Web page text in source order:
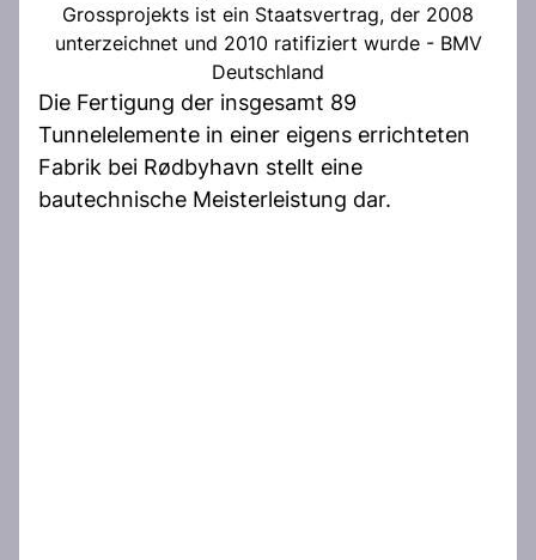
Grossprojekts ist ein Staatsvertrag, der 2008
unterzeichnet und 2010 ratifiziert wurde - BMV
Deutschland
Die Fertigung der insgesamt 89
Tunnelelemente in einer eigens errichteten
Fabrik bei Rødbyhavn stellt eine
bautechnische Meisterleistung dar.